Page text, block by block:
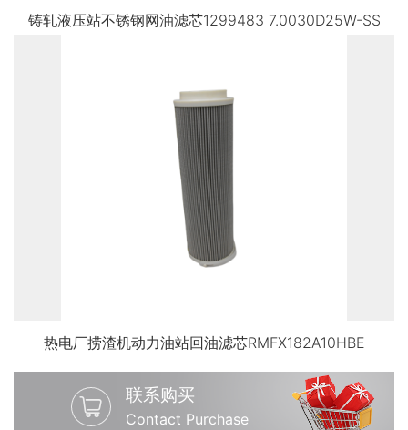
铸轧液压站不锈钢网油滤芯1299483 7.0030D25W-SS
热电厂捞渣机动力油站回油滤芯RMFX182A10HBE
联系购买
Contact Purchase